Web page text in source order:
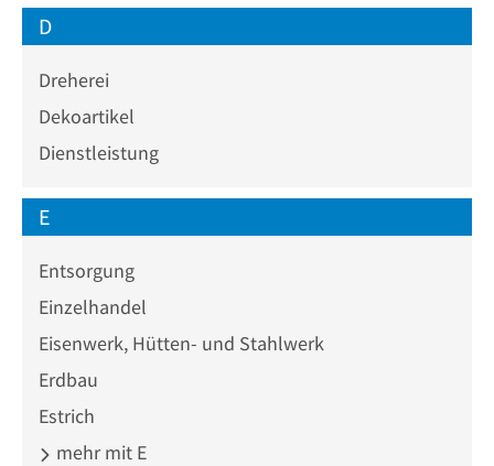
D
Dreherei
Dekoartikel
Dienstleistung
E
Entsorgung
Einzelhandel
Eisenwerk, Hütten- und Stahlwerk
Erdbau
Estrich
mehr mit E